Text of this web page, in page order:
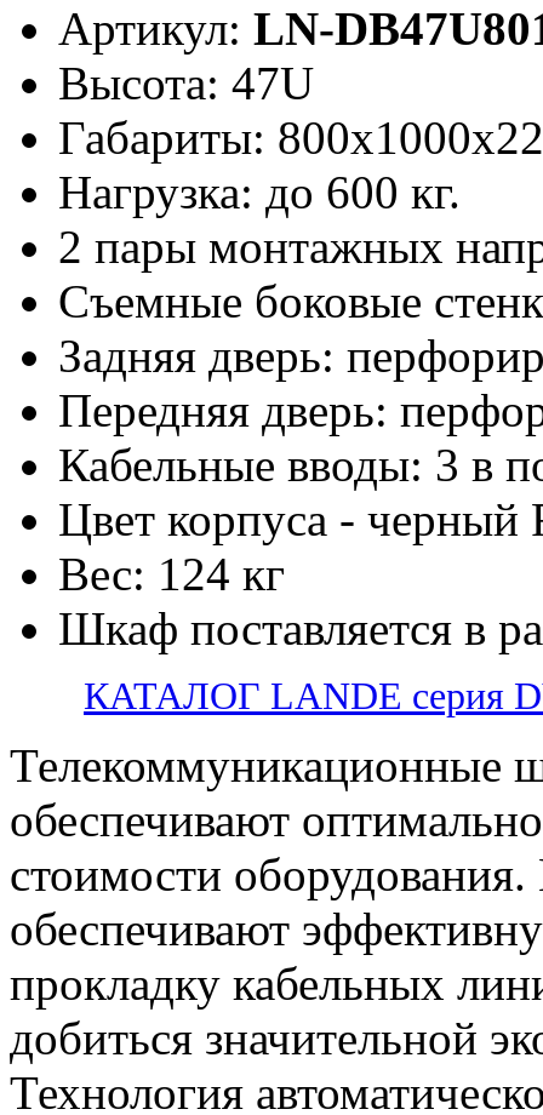
Артикул: LN-
Высота: 47U
Габариты:
Нагрузка: до 600 кг.
2 пары монтажных
Съемные боковые
Задняя дверь:
Передняя дверь:
Кабельные вводы: 3 в
Цвет корпуса - черный
Вес: 124 кг
Шкаф поставляется в
КАТАЛОГ LANDE серия
Телекоммуникационные
обеспечивают
стоимости
обеспечивают
прокладку кабельных
добиться значительной
Технология